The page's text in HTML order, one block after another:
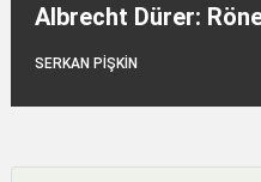
Albrecht Dürer:
SERKAN PİŞKİN